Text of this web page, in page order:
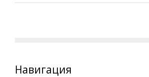
Навигация